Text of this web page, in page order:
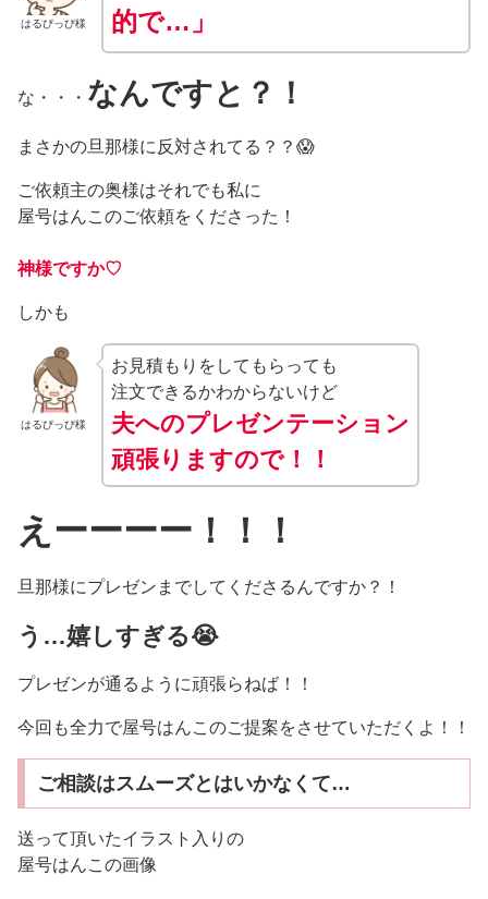
はるぴっぴ様
的で…」
な・・・ なんですと？！
まさかの旦那様に反対されてる？？😱
ご依頼主の奥様はそれでも私に
屋号はんこのご依頼をくださった！
神様ですか♡
しかも
はるぴっぴ様
お見積もりをしてもらっても
注文できるかわからないけど
夫へのプレゼンテーション
頑張りますので！！
えーーーー！！！
旦那様にプレゼンまでしてくださるんですか？！
う…嬉しすぎる😭
プレゼンが通るように頑張らねば！！
今回も全力で屋号はんこのご提案をさせていただくよ！！
ご相談はスムーズとはいかなくて…
送って頂いたイラスト入りの
屋号はんこの画像